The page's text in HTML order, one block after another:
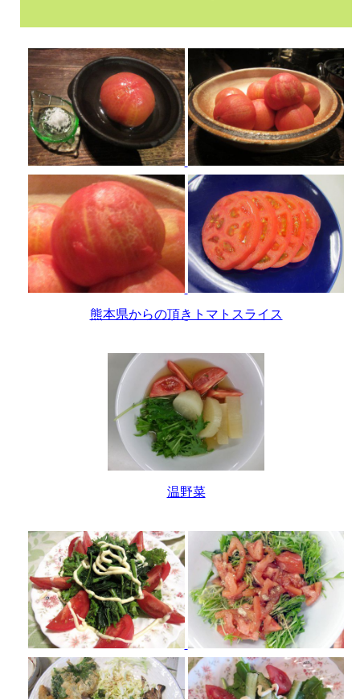
熊本県からの頂きトマトスライス
温野菜